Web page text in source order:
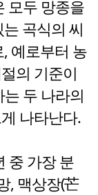
모두 망종을
곡식의 씨
예로부터 농
의 기준이
두 나라의
나타난다.
중 가장 분
, 맥상장(芒